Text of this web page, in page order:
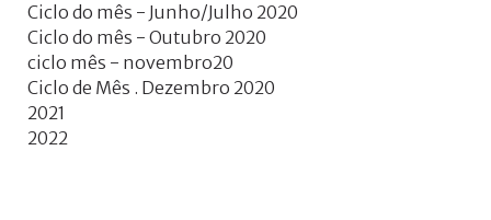
Ciclo do mês - Junho/Julho 2020
Ciclo do mês - Outubro 2020
ciclo mês - novembro20
Ciclo de Mês . Dezembro 2020
2021
2022